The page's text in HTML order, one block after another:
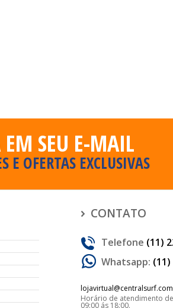
EM SEU E-MAIL
E OFERTAS EXCLUSIVAS
CONTATO
Telefone (11)
Whatsapp: (11)
Horário de atendimento de
09:00 ás 18:00.